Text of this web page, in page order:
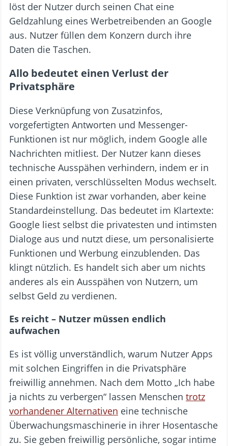
löst der Nutzer durch seinen Chat eine
Geldzahlung eines Werbetreibenden an Google
aus. Nutzer füllen dem Konzern durch ihre
Daten die Taschen.
Allo bedeutet einen Verlust der
Privatsphäre
Diese Verknüpfung von Zusatzinfos,
vorgefertigten Antworten und Messenger-
Funktionen ist nur möglich, indem Google alle
Nachrichten mitliest. Der Nutzer kann dieses
technische Ausspähen verhindern, indem er in
einen privaten, verschlüsselten Modus wechselt.
Diese Funktion ist zwar vorhanden, aber keine
Standardeinstellung. Das bedeutet im Klartexte:
Google liest selbst die privatesten und intimsten
Dialoge aus und nutzt diese, um personalisierte
Funktionen und Werbung einzublenden. Das
klingt nützlich. Es handelt sich aber um nichts
anderes als ein Ausspähen von Nutzern, um
selbst Geld zu verdienen.
Es reicht – Nutzer müssen endlich
aufwachen
Es ist völlig unverständlich, warum Nutzer Apps
mit solchen Eingriffen in die Privatsphäre
freiwillig annehmen. Nach dem Motto „Ich habe
ja nichts zu verbergen“ lassen Menschen trotz
vorhandener Alternativen eine technische
Überwachungsmaschinerie in ihrer Hosentasche
zu. Sie geben freiwillig persönliche, sogar intime